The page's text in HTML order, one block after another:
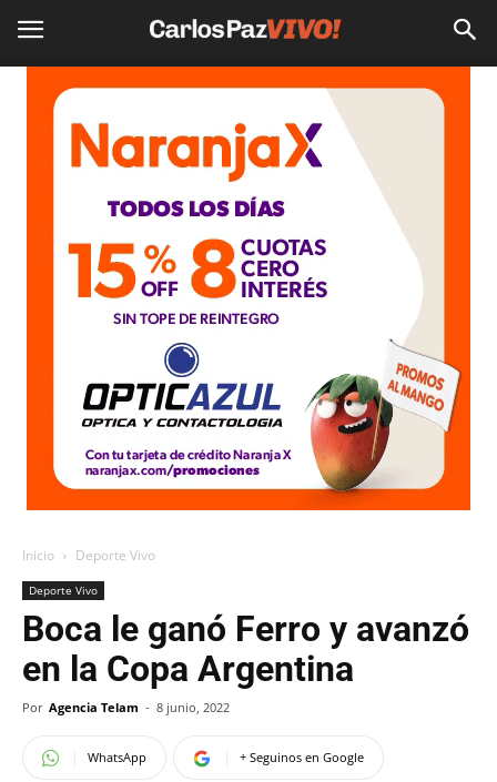
Inicio Deporte Vivo
Deporte Vivo
Boca le ganó Ferro y avanzó
en la Copa Argentina
Por Agencia Telam - 8 junio, 2022
WhatsApp + Seguinos en Google